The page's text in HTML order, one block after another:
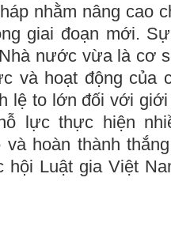
nhằm nâng cao
giai đoạn mới.
nước vừa là cơ
và hoạt động của
lệ to lớn đối với
lực thực hiện
hoàn thành
hội Luật gia Việt